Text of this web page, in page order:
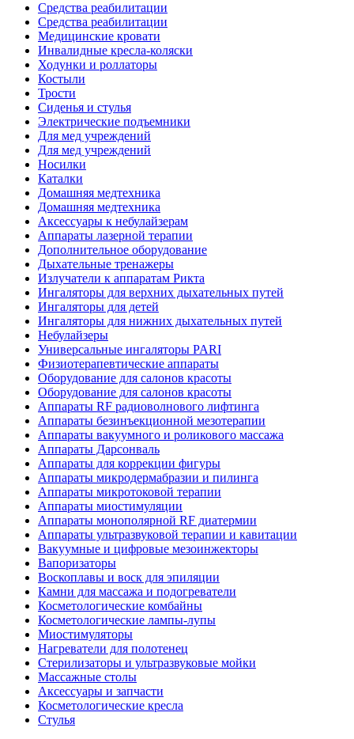
Средства реабилитации
Средства реабилитации
Медицинские кровати
Инвалидные кресла-коляски
Ходунки и роллаторы
Костыли
Трости
Сиденья и стулья
Электрические подъемники
Для мед учреждений
Для мед учреждений
Носилки
Каталки
Домашняя медтехника
Домашняя медтехника
Аксессуары к небулайзерам
Аппараты лазерной терапии
Дополнительное оборудование
Дыхательные тренажеры
Излучатели к аппаратам Рикта
Ингаляторы для верхних дыхательных путей
Ингаляторы для детей
Ингаляторы для нижних дыхательных путей
Небулайзеры
Универсальные ингаляторы PARI
Физиотерапевтические аппараты
Оборудование для салонов красоты
Оборудование для салонов красоты
Аппараты RF радиоволнового лифтинга
Аппараты безинъекционной мезотерапии
Аппараты вакуумного и роликового массажа
Аппараты Дарсонваль
Аппараты для коррекции фигуры
Аппараты микродермабразии и пилинга
Аппараты микротоковой терапии
Аппараты миостимуляции
Аппараты монополярной RF диатермии
Аппараты ультразвуковой терапии и кавитации
Вакуумные и цифровые мезоинжекторы
Вапоризаторы
Воскоплавы и воск для эпиляции
Камни для массажа и подогреватели
Косметологические комбайны
Косметологические лампы-лупы
Миостимуляторы
Нагреватели для полотенец
Стерилизаторы и ультразвуковые мойки
Массажные столы
Аксессуары и запчасти
Косметологические кресла
Стулья